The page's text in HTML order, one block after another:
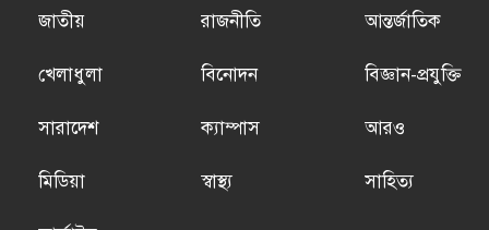
জাতীয় রাজনীতি আন্তর্জাতিক
খেলাধুলা বিনোদন বিজ্ঞান-প্রযুক্তি
সারাদেশ ক্যাম্পাস আরও
মিডিয়া স্বাস্থ্য সাহিত্য